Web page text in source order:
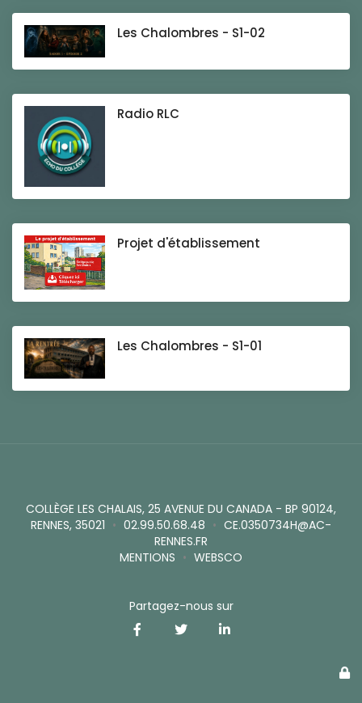
Les Chalombres - S1-02
Radio RLC
Projet d'établissement
Les Chalombres - S1-01
COLLÈGE LES CHALAIS, 25 AVENUE DU CANADA - BP 90124,
RENNES, 35021 • 02.99.50.68.48 • CE.0350734H@AC-
RENNES.FR
MENTIONS • WEBSCO
Partagez-nous sur